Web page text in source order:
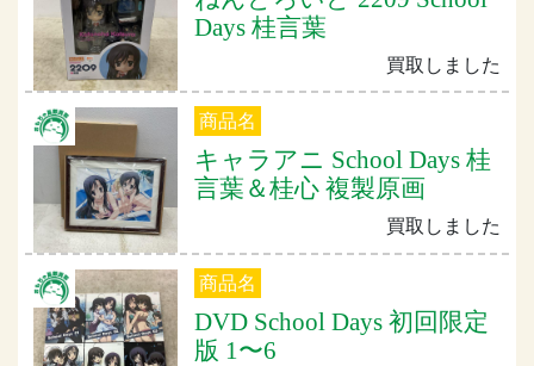
Days 桂言葉
買取しました
商品名
キャラアニ School Days 桂
言葉＆桂心 複製原画
買取しました
商品名
DVD School Days 初回限定
版 1〜6